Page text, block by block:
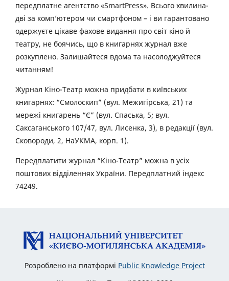
передплатне агентство «SmartPress». Всього хвилина-
дві за комп’ютером чи смартфоном – і ви гарантовано
одержуєте цікаве фахове видання про світ кіно й
театру, не боячись, що в книгарнях журнал вже
розкуплено. Залишайтеся вдома та насолоджуйтеся
читанням!
Журнал Кіно-Театр можна придбати в київських
книгарнях: “Смолоскип” (вул. Межигірська, 21) та
мережі книгарень “Є” (вул. Спаська, 5; вул.
Саксаганського 107/47, вул. Лисенка, 3), в редакції (вул.
Сковороди, 2, НаУКМА, корп. 1).
Передплатити журнал “Кіно-Театр” можна в усіх
поштових відділеннях України. Передплатний індекс
74249.
Розроблено на платформі Public Knowledge Project